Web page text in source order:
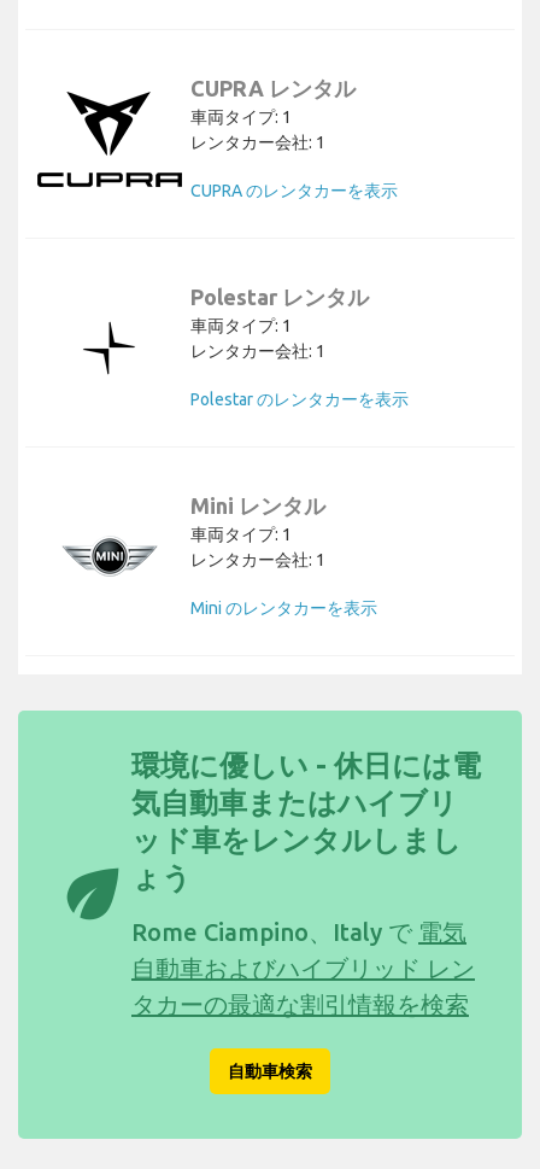
CUPRA レンタル
車両タイプ: 1
レンタカー会社: 1
CUPRA のレンタカーを表示
Polestar レンタル
車両タイプ: 1
レンタカー会社: 1
Polestar のレンタカーを表示
Mini レンタル
車両タイプ: 1
レンタカー会社: 1
Mini のレンタカーを表示
eco
環境に優しい - 休日には電
気自動車またはハイブリ
ッド車をレンタルしまし
ょう
Rome Ciampino、Italy で 電気
自動車およびハイブリッド レン
タカーの最適な割引情報を検索
自動車検索